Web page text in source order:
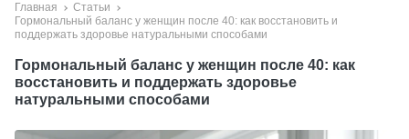
Главная
Статьи
Гормональный баланс у женщин после 40: как восстановить и
поддержать здоровье натуральными способами
Гормональный баланс у женщин после 40: как
восстановить и поддержать здоровье
натуральными способами